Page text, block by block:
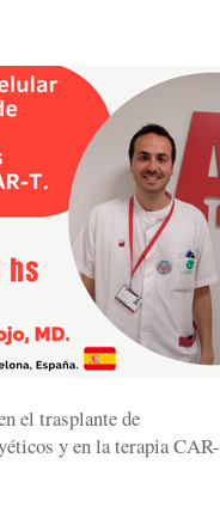
el trasplante de
y en la terapia CAR-